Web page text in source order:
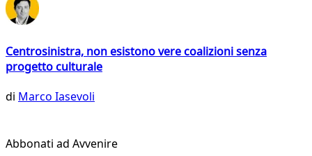
Centrosinistra, non esistono vere coalizioni senza
progetto culturale
di Marco Iasevoli
Abbonati ad Avvenire